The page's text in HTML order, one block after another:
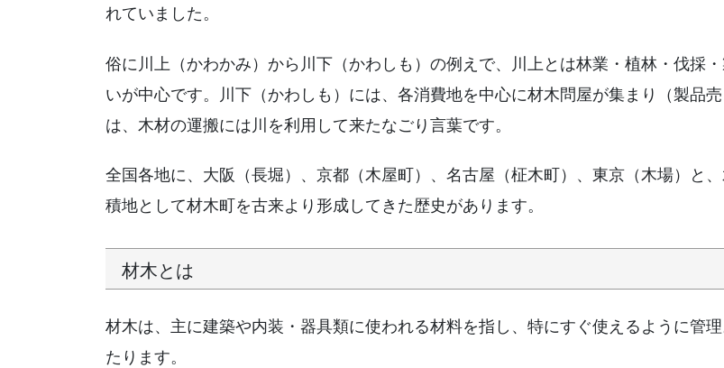
れていました。
俗に川上（かわかみ）から川下（かわしも）の例えで、川上とは林業・植林・伐採
いが中心です。川下（かわしも）には、各消費地を中心に材木問屋が集まり（製品
は、木材の運搬には川を利用して来たなごり言葉です。
全国各地に、大阪（長堀）、京都（木屋町）、名古屋（柾木町）、東京（木場）と
積地として材木町を古来より形成してきた歴史があります。
材木とは
材木は、主に建築や内装・器具類に使われる材料を指し、特にすぐ使えるように管
たります。